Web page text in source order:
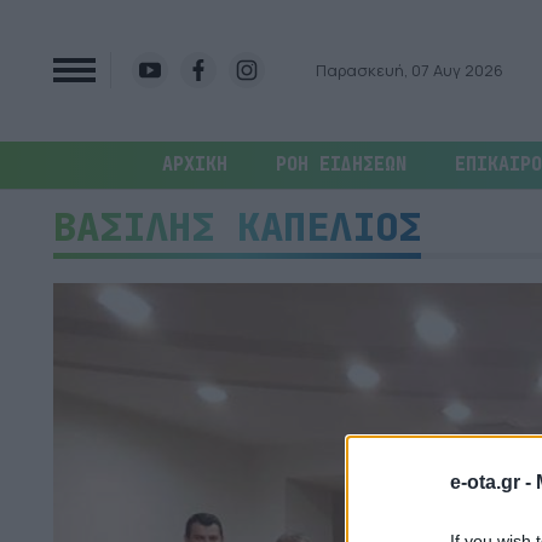
e-ota.gr -
Παρασκευή, 07 Αυγ 2026
ΑΡΧΙΚΗ ΡΟΗ ΕΙΔΗΣΕΩΝ
ΒΑΣΙΛΗΣ ΚΑΠΕΛΙΟΣ